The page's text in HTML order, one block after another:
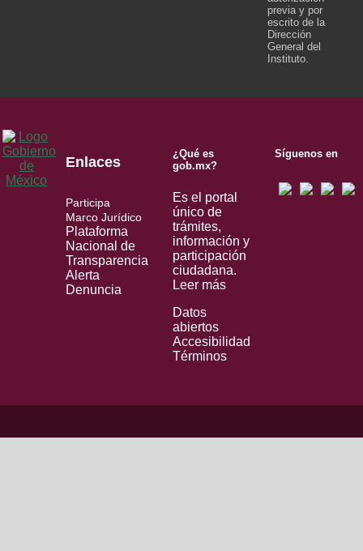
previa y por
escrito de la
Dirección
General del
Instituto.
Enlaces
Participa
Marco Jurídico
Plataforma
Nacional de
Transparencia
Alerta
Denuncia
¿Qué es
gob.mx?
Es el portal
único de
trámites,
información y
participación
ciudadana.
Leer más
Datos
abiertos
Accesibilidad
Términos
Síguenos en